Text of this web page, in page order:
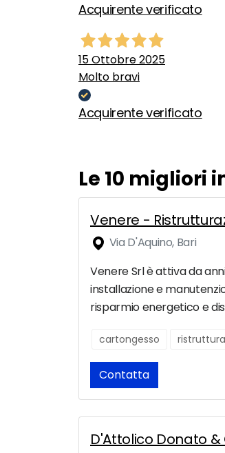
Acquirente verificato
15 Ottobre 2025
Molto bravi
Acquirente verificato
Le 10 migliori
Venere -
Via D'Aquino, Bari
Venere Srl è attiva da
installazione e
risparmio energetico e
cartongesso
Contatta
D'Attolico Donato